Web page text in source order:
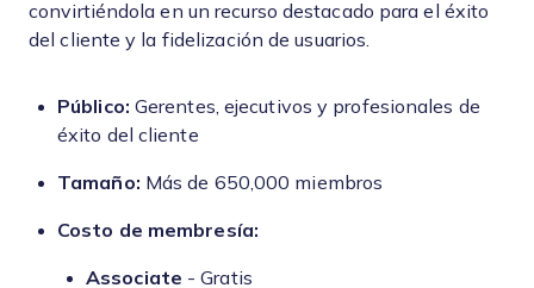
convirtiéndola en un recurso destacado para el éxito
del cliente y la fidelización de usuarios.
Público: Gerentes, ejecutivos y profesionales de
éxito del cliente
Tamaño: Más de 650,000 miembros
Costo de membresía:
Associate - Gratis